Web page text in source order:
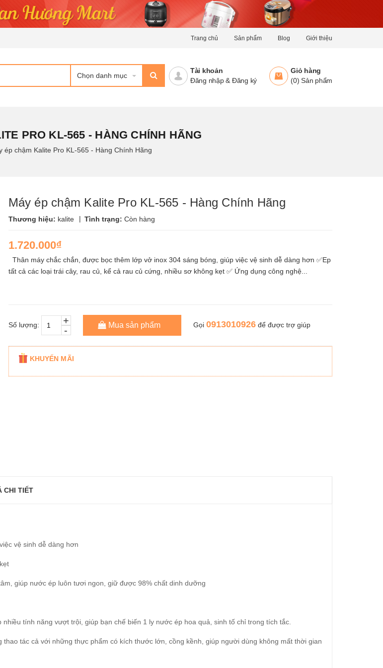
Trang chủ Sản phẩm Blog Giới thiệu
Chọn danh mục
Giỏ hàng
(0) Sản phẩm
Tài khoản
Đăng nhập& Đăng ký
PRO KL-565 - HÀNG CHÍNH HÃNG
ép chậm Kalite Pro KL-565 - Hàng Chính Hãng
Máy ép chậm Kalite Pro KL-565 - Hàng Chính Hãng
Thương hiệu: kalite | Tình trạng: Còn hàng
1.720.000₫
Thân máy chắc chắn, được bọc thêm lớp vở inox 304 sáng bóng, giúp việc vệ sinh dễ dàng hơn ✅Ep
tất cả các loại trái cây, rau củ, kể cả rau củ cứng, nhiều sơ không kẹt ✅ Ứng dụng công nghệ...
Số lượng: -
+ Mua sản phẩm Gọi 0913010926để được trợ giúp
KHUYẾN MÃI
CHI TIẾT
vệ sinh dễ dàng hơn
giúp nước ép luôn tươi ngon, giữ được 98% chất dinh dưỡng
tính năng vượt trội, giúp bạn chế biến 1 ly nước ép hoa quả, sinh tố chỉ trong tích tắc.
tác cả với những thực phẩm có kích thước lớn, cồng kềnh, giúp người dùng không mất thời gian